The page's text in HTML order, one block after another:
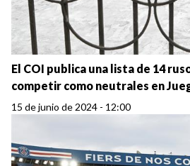
El COI publica una lista de 14
competir como neutrales en
15 de junio de 2024 - 12:00